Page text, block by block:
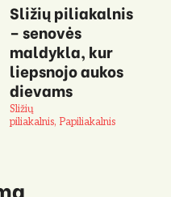
Sližių piliakalnis
– senovės
maldykla, kur
liepsnojo aukos
dievams
Sližių
piliakalnis, Papiliakalnis